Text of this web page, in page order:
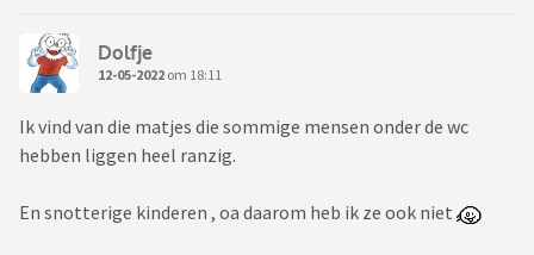
Dolfje
12-05-2022 om 18:11
Ik vind van die matjes die sommige mensen onder de wc
hebben liggen heel ranzig.
En snotterige kinderen , oa daarom heb ik ze ook niet